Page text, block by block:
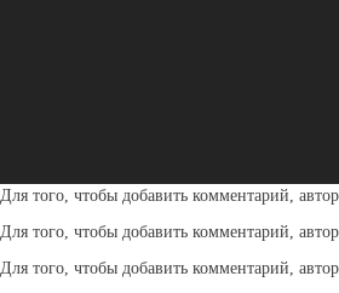
Для того, чтобы добавить комментарий,
Для того, чтобы добавить комментарий,
Для того, чтобы добавить комментарий,